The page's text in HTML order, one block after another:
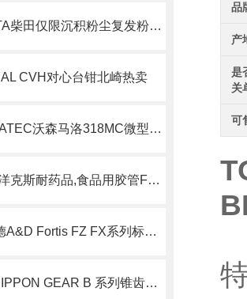
日本SIBATA柴田仅限沉积粉尘复发粉尘装置SKY-2北崎热卖
CVH对心台钳北崎热卖
日本ISOWATEC沃森马洛318MC微型卡式泵头北崎热卖
TOYOX东洋克斯耐药品,食品用胶管FF-9-20
AND爱安德A&D Fortis FZ FX系列标准天平FZ-104简介
日本齿轮NIPPON GEAR B 系列锥齿轮执行器北崎热卖
品
产
是
关
可